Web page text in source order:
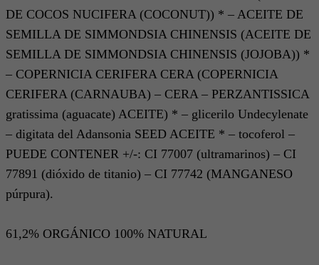
DE COCOS NUCIFERA (COCONUT)) * – ACEITE DE
SEMILLA DE SIMMONDSIA CHINENSIS (ACEITE DE
SEMILLA DE SIMMONDSIA CHINENSIS (JOJOBA)) *
– COPERNICIA CERIFERA CERA (COPERNICIA
CERIFERA (CARNAUBA) – CERA – PERZANTISSICA
gratissima (aguacate) ACEITE) * – glicerilo Undecylenate
– digitata del Adansonia SEED ACEITE * – tocoferol –
PUEDE CONTENER +/-: CI 77007 (ultramarinos) – CI
77891 (dióxido de titanio) – CI 77742 (MANGANESO
púrpura).
61,2% ORGÁNICO 100% NATURAL